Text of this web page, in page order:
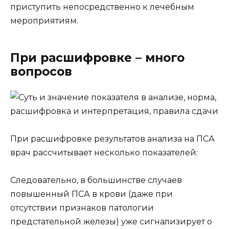
приступить непосредственно к лечебным
мероприятиям.
При расшифровке – много
вопросов
При расшифровке результатов анализа на ПСА
врач рассчитывает несколько показателей:
Следовательно, в большинстве случаев
повышенный ПСА в крови (даже при
отсутствии признаков патологии
предстательной железы) уже сигнализирует о